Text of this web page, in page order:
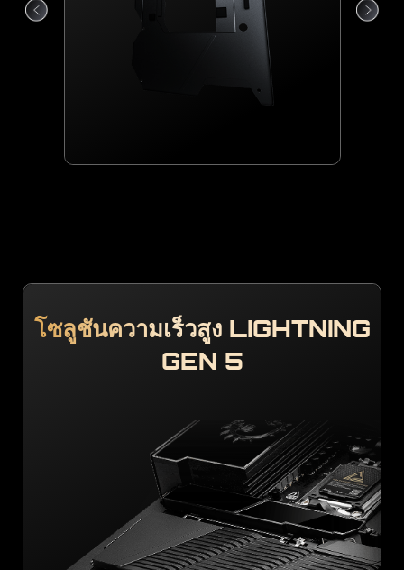
โซลูชันความเร็วสูง LIGHTNING
GEN 5